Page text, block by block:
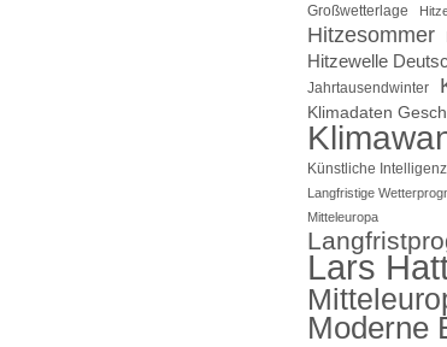
Großwetterlage
Hitzesommer
Hitzewelle
Jahrtausendwinter
Klimadaten
Künstliche Intelligenz
Langfristige
Mitteleuropa
Lars
Moderne